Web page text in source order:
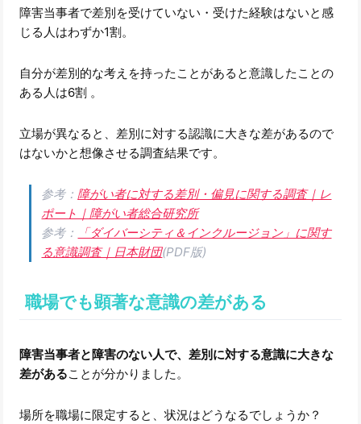
障害当事者で差別を受けていない・受けた経験はないと感
じる人はわずか1割。
自分が差別的な考えを持ったことがあると意識したことの
ある人は6割 。
立場が異なると、差別に対する認識に大きな差があるので
はないかと想像させる調査結果です。
参考：障がい者に対する差別・偏見に関する調査｜レ
ポート｜障がい者総合研究所
参考：
「ダイバーシティ＆インクルージョン」に関す
る意識調査｜日本財団(PDF版)
職場でも顕著な意識の差がある
障害当事者と障害のない人で、差別に対する意識に大きな
差があることが分かりました。
場所を職場に限定すると、状況はどうなるでしょうか？